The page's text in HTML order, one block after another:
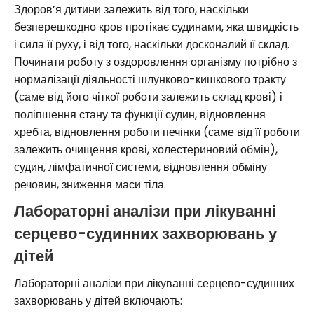
Здоров’я дитини залежить від того, наскільки
безперешкодно кров протікає судинами, яка швидкість
і сила її руху, і від того, наскільки досконалий її склад.
Починати роботу з оздоровлення організму потрібно з
нормалізації діяльності шлунково-кишкового тракту
(саме від його чіткої роботи залежить склад крові) і
поліпшення стану та функції судин, відновлення
хребта, відновлення роботи печінки (саме від її роботи
залежить очищення крові, холестериновий обмін),
судин, лімфатичної системи, відновлення обміну
речовин, зниження маси тіла.
Лабораторні аналізи при лікуванні
серцево-судинних захворювань у
дітей
Лабораторні аналізи при лікуванні серцево-судинних
захворювань у дітей включають: